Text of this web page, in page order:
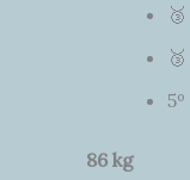
🥉
🥉
5º
86 kg